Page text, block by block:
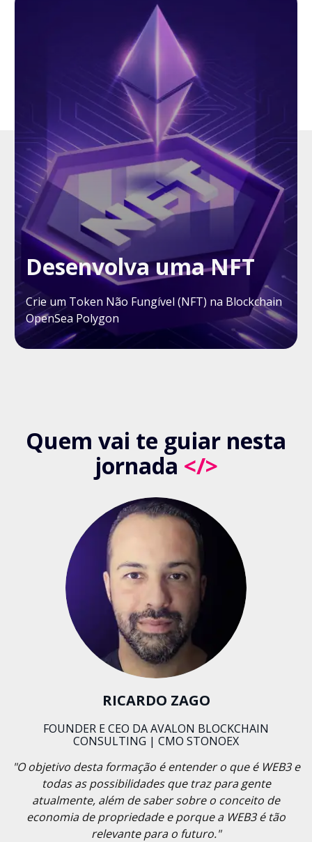
Desenvolva uma NFT
Crie um Token Não Fungível (NFT) na Blockchain
OpenSea Polygon
Quem vai te guiar nesta
jornada </>
RICARDO ZAGO
FOUNDER E CEO DA AVALON BLOCKCHAIN
CONSULTING | CMO STONOEX
"O objetivo desta formação é entender o que é WEB3 e
todas as possibilidades que traz para gente
atualmente, além de saber sobre o conceito de
economia de propriedade e porque a WEB3 é tão
relevante para o futuro."